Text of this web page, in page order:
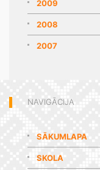
2009
2008
2007
NAVIGĀCIJA
SĀKUMLAPA
SKOLA